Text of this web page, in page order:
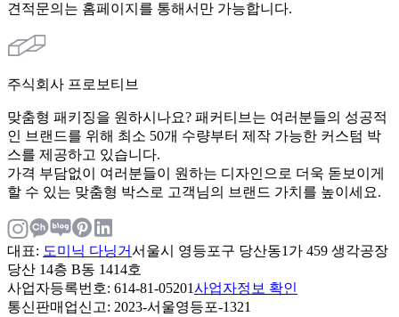
견적문의는 홈페이지를 통해서만 가능합니다.
주식회사 프로보티브
맞춤형 패키징을 원하시나요? 패커티브는 여러분들의 성공적
인 브랜드를 위해 최소 50개 수량부터 제작 가능한 커스텀 박
스를 제공하고 있습니다.
가격 부담없이 여러분들이 원하는 디자인으로 더욱 돋보이게
할 수 있는 맞춤형 박스로 고객님의 브랜드 가치를 높이세요.
대표: 도미닉 다닝거서울시 영등포구 당산동1가 459 생각공장
당산 14층 B동 1414호
사업자등록번호: 614-81-05201사업자정보 확인
통신판매업신고: 2023-서울영등포-1321